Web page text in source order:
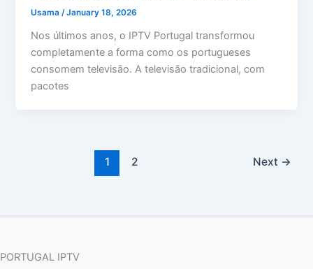
Usama/January 18, 2026
Nos últimos anos, o IPTV Portugal transformou
completamente a forma como os portugueses
consomem televisão. A televisão tradicional, com
pacotes
1 2 Next →
PORTUGAL IPTV